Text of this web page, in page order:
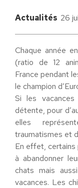
Actualités 26
Chaque année
(ratio de 12
France pendant
le champion
Si les
détente, pour
elles
traumatismes et
En effet, certains
à abandonner
chats mais
vacances. Les